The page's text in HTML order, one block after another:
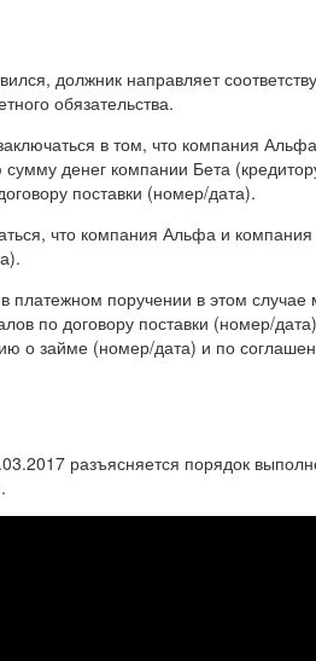
должник направляет
обязательства.
в том, что компания
денег компании Бета
поставки (номер/дата).
что компания Альфа и
платежном поручении в этом
по договору поставки (номер/
о займе (номер/дата) и по
разъясняется порядок